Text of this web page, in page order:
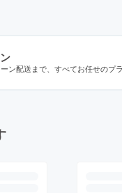
ン配送まで、すべてお任せのプ